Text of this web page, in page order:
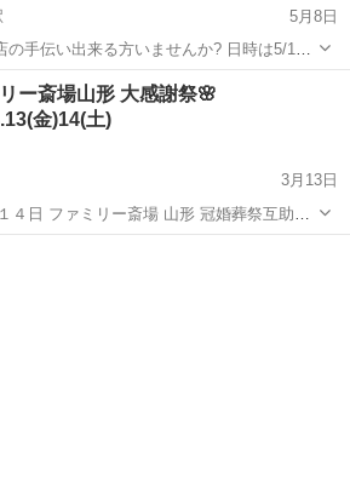
5月8日
い出来る方いませんか? 日時は5/10
に詰める単純作業
駅 地域/お祭り 手伝い
ー斎場山形 大感謝祭🌸
金)14(土)
3月13日
４日 ファミリー斎場 山形 冠婚葬祭互助会
続のわからないこと、じっくり聞けるイベ